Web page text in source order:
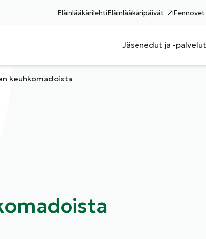
EläinlääkärilehtiEläinlääkäripäivät Fennovet
Jäsenedut ja -palvelut
keuhkomadoista